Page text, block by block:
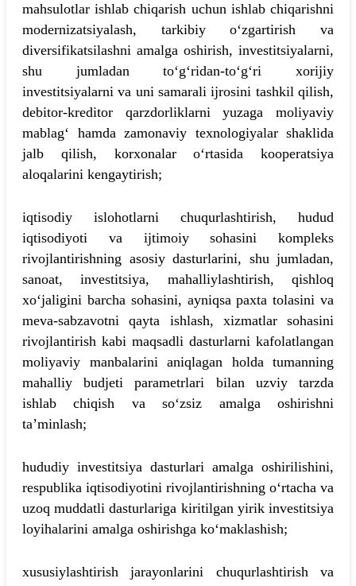
mahsulotlar ishlab chiqarish uchun ishlab chiqarishni
modernizatsiyalash, tarkibiy o‘zgartirish va
diversifikatsilashni amalga oshirish, investitsiyalarni,
shu jumladan to‘g‘ridan-to‘g‘ri xorijiy
investitsiyalarni va uni samarali ijrosini tashkil qilish,
debitor-kreditor qarzdorliklarni yuzaga moliyaviy
mablag‘ hamda zamonaviy texnologiyalar shaklida
jalb qilish, korxonalar o‘rtasida kooperatsiya
aloqalarini kengaytirish;
iqtisodiy islohotlarni chuqurlashtirish, hudud
iqtisodiyoti va ijtimoiy sohasini kompleks
rivojlantirishning asosiy dasturlarini, shu jumladan,
sanoat, investitsiya, mahalliylashtirish, qishloq
xo‘jaligini barcha sohasini, ayniqsa paxta tolasini va
meva-sabzavotni qayta ishlash, xizmatlar sohasini
rivojlantirish kabi maqsadli dasturlarni kafolatlangan
moliyaviy manbalarini aniqlagan holda tumanning
mahalliy budjeti parametrlari bilan uzviy tarzda
ishlab chiqish va so‘zsiz amalga oshirishni
ta’minlash;
hududiy investitsiya dasturlari amalga oshirilishini,
respublika iqtisodiyotini rivojlantirishning o‘rtacha va
uzoq muddatli dasturlariga kiritilgan yirik investitsiya
loyihalarini amalga oshirishga ko‘maklashish;
xususiylashtirish jarayonlarini chuqurlashtirish va